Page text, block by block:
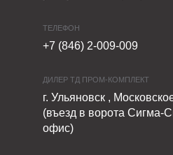
ТЕЛЕФОН
+7 (846) 2-009-009
ДИЛЕР ТД ПРОМ-КОМПЛЕКТ
г. Ульяновск ,
(въезд в ворота Сигма-
офис)